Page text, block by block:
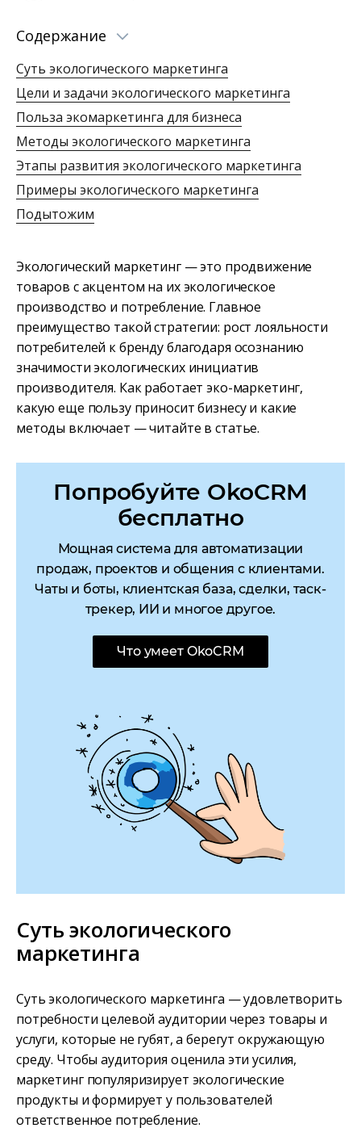
Содержание
Суть экологического маркетинга
Цели и задачи экологического маркетинга
Польза экомаркетинга для бизнеса
Методы экологического маркетинга
Этапы развития экологического маркетинга
Примеры экологического маркетинга
Подытожим
Экологический маркетинг — это продвижение
товаров с акцентом на их экологическое
производство и потребление. Главное
преимущество такой стратегии: рост лояльности
потребителей к бренду благодаря осознанию
значимости экологических инициатив
производителя. Как работает эко-маркетинг,
какую еще пользу приносит бизнесу и какие
методы включает — читайте в статье.
Попробуйте OkoCRM
бесплатно
Мощная система для автоматизации
продаж, проектов и общения с клиентами.
Чаты и боты, клиентская база, сделки, таск-
трекер, ИИ и многое другое.
Что умеет OkoCRM
Суть экологического
маркетинга
Суть экологического маркетинга — удовлетворить
потребности целевой аудитории через товары и
услуги, которые не губят, а берегут окружающую
среду. Чтобы аудитория оценила эти усилия,
маркетинг популяризирует экологические
продукты и формирует у пользователей
ответственное потребление.